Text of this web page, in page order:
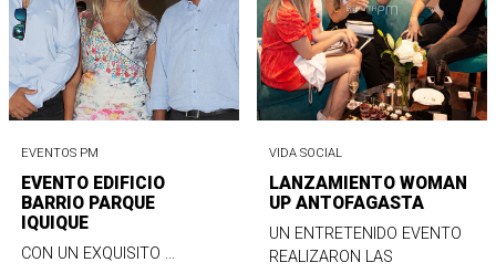
EVENTOS PM
EVENTO EDIFICIO
BARRIO PARQUE
IQUIQUE
CON UN EXQUISITO ...
VIDA SOCIAL
LANZAMIENTO WOMAN
UP ANTOFAGASTA
UN ENTRETENIDO EVENTO
REALIZARON LAS